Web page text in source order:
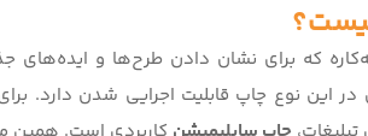
که برای نشان دادن طرح‌‌ها و ایده‌های
این نوع چاپ قابلیت اجرایی شدن دارد.